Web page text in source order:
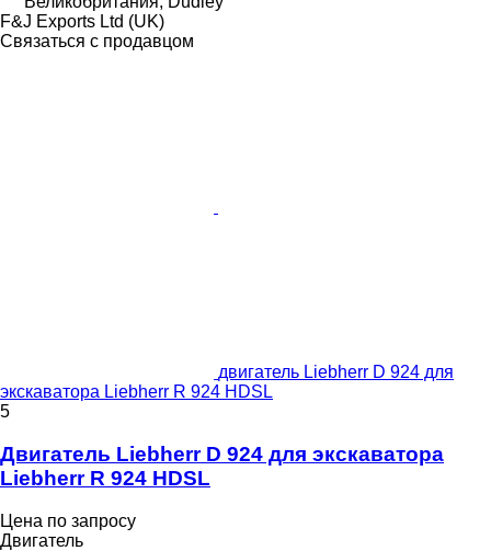
F&J Exports Ltd (UK)
Связаться с продавцом
двигатель Liebherr D 924 для
экскаватора Liebherr R 924 HDSL
5
Двигатель Liebherr D 924 для экскаватора
Liebherr R 924 HDSL
Цена по запросу
Двигатель